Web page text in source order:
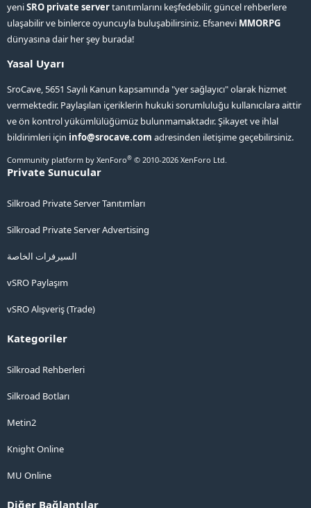
yeniSRO private servertanıtımlarını keşfedebilir, güncel rehberlere
ulaşabilir ve binlerce oyuncuyla buluşabilirsiniz. Efsanevi MMORPG
dünyasına dair her şey burada!
Yasal Uyarı
SroCave, 5651 Sayılı Kanun kapsamında "yer sağlayıcı" olarak hizmet
vermektedir. Paylaşılan içeriklerin hukuki sorumluluğu kullanıcılara aittir
ve ön kontrol yükümlülüğümüz bulunmamaktadır. Şikayet ve ihlal
bildirimleri için info@srocave.com adresinden iletişime geçebilirsiniz.
Community platform by XenForo® © 2010-2026 XenForo Ltd.
Private Sunucular
Silkroad Private Server Tanıtımları
Silkroad Private Server Advertising
السيرفرات الخاصة
vSRO Paylaşım
vSRO Alışveriş (Trade)
Kategoriler
Silkroad Rehberleri
Silkroad Botları
Metin2
Knight Online
MU Online
Diğer Bağlantılar